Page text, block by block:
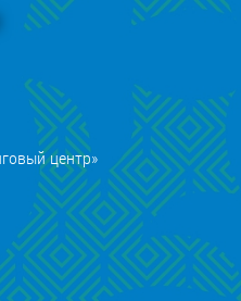
центр»